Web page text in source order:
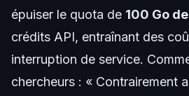
épuiser le quota de 100 Go
crédits API, entraînant des
interruption de service.
chercheurs : « Contrairement